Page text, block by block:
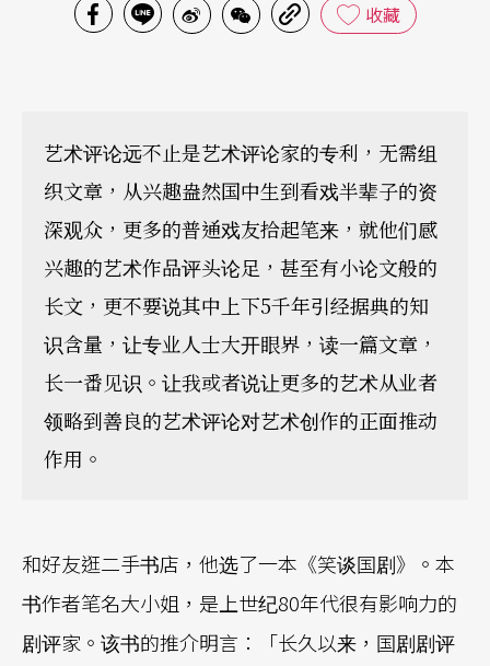
收藏
艺术评论远不止是艺术评论家的专利，无需组
织文章，从兴趣盎然国中生到看戏半辈子的资
深观众，更多的普通戏友拾起笔来，就他们感
兴趣的艺术作品评头论足，甚至有小论文般的
长文，更不要说其中上下5千年引经据典的知
识含量，让专业人士大开眼界，读一篇文章，
长一番见识。让我或者说让更多的艺术从业者
领略到善良的艺术评论对艺术创作的正面推动
作用。
和好友逛二手书店，他选了一本《笑谈国剧》。本
书作者笔名大小姐，是上世纪80年代很有影响力的
剧评家。该书的推介明言：「长久以来，国剧剧评